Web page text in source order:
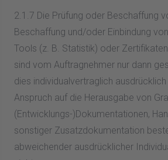
2.1.7 Die Prüfung oder Beschaffung
Beschaffung und/oder Einbindung
Tools (z. B. Statistik) oder
sind vom Auftragnehmer nur dann
dies individualvertraglich
Anspruch auf die Herausgabe von
(Entwicklungs-)Dokumentationen,
sonstiger Zusatzdokumentation
abweichender ausdrücklicher